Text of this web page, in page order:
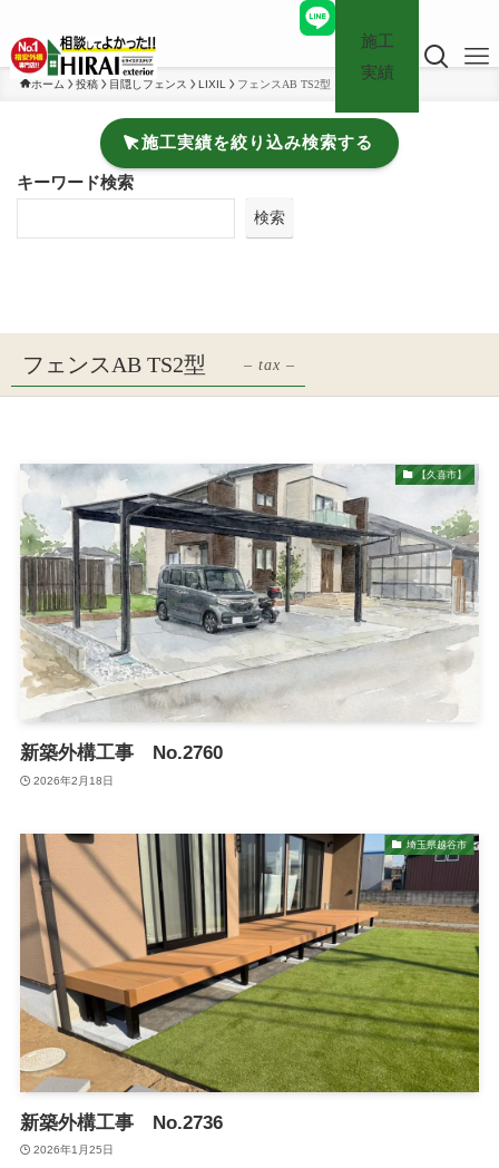
施工
実績
ホーム 投稿 目隠しフェンス LIXIL フェンスAB TS2型
施工実績を絞り込み検索する
キーワード検索
検索
フェンスAB TS2型 – tax –
【久喜市】
新築外構工事 No.2760
2026年2月18日
埼玉県越谷市
新築外構工事 No.2736
2026年1月25日